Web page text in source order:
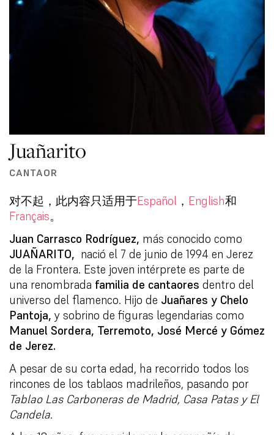
Juañarito
CANTAOR
对不起，此内容只适用于Español ， English和
Français。
Juan Carrasco Rodríguez, más conocido como
JUAÑARITO, nació el 7 de junio de 1994 en Jerez
de la Frontera. Este joven intérprete es parte de
una renombrada familia de cantaores dentro del
universo del flamenco. Hijo de Juañares y Chelo
Pantoja, y sobrino de figuras legendarias como
Manuel Sordera, Terremoto, José Mercé y Gómez
de Jerez.
A pesar de su corta edad, ha recorrido todos los
rincones de los tablaos madrileños, pasando por
Tablao Las Carboneras de Madrid, Casa Patas y El
Candela.